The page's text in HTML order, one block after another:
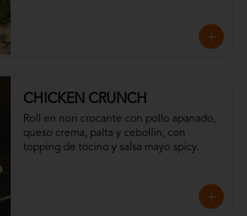
CHICKEN CRUNCH
Roll en nori crocante con pollo apanado,
queso crema, palta y cebollin, con
topping de tocino y salsa mayo spicy.